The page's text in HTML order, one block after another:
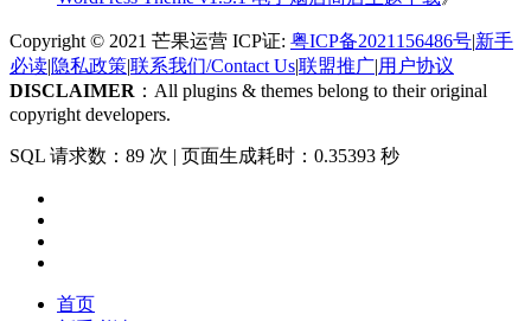
Copyright © 2021 芒果运营 ICP证: 粤ICP备2021156486号|新手
必读|隐私政策|联系我们/Contact Us|联盟推广|用户协议
DISCLAIMER ：All plugins & themes belong to their original
copyright developers.
SQL 请求数：89 次 | 页面生成耗时：0.35393 秒
首页